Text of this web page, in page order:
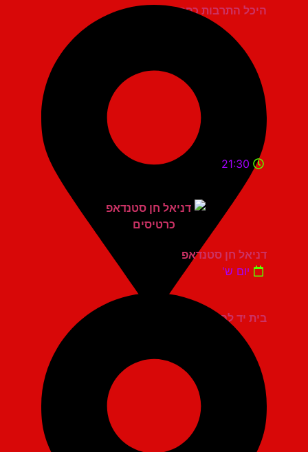
היכל התרבות כפר סבא
בית יד לבנים אשדוד
21:30
דניאל חן סטנדאפ
יום ש'